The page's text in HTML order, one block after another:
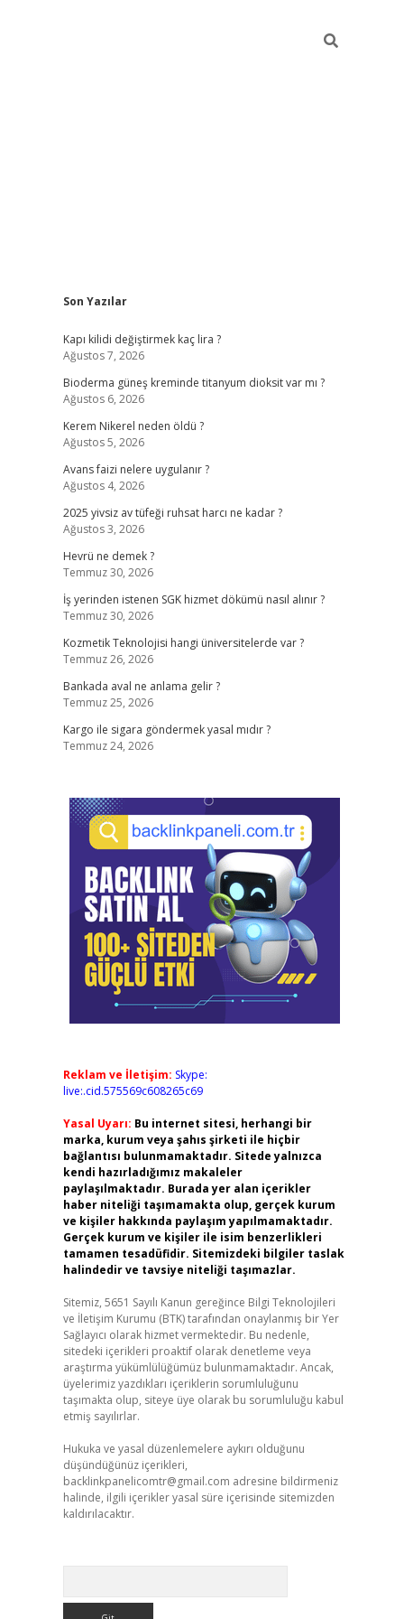
Sidebar
Son Yazılar
Kapı kilidi değiştirmek kaç lira ?
Ağustos 7, 2026
Bioderma güneş kreminde titanyum dioksit var mı ?
Ağustos 6, 2026
Kerem Nikerel neden öldü ?
Ağustos 5, 2026
Avans faizi nelere uygulanır ?
Ağustos 4, 2026
2025 yivsiz av tüfeği ruhsat harcı ne kadar ?
Ağustos 3, 2026
Hevrü ne demek ?
Temmuz 30, 2026
İş yerinden istenen SGK hizmet dökümü nasıl alınır ?
Temmuz 30, 2026
Kozmetik Teknolojisi hangi üniversitelerde var ?
Temmuz 26, 2026
Bankada aval ne anlama gelir ?
Temmuz 25, 2026
Kargo ile sigara göndermek yasal mıdır ?
Temmuz 24, 2026
Reklam ve İletişim: Skype:
live:.cid.575569c608265c69
Yasal Uyarı: Bu internet sitesi, herhangi bir
marka, kurum veya şahıs şirketi ile hiçbir
bağlantısı bulunmamaktadır. Sitede yalnızca
kendi hazırladığımız makaleler
paylaşılmaktadır. Burada yer alan içerikler
haber niteliği taşımamakta olup, gerçek kurum
ve kişiler hakkında paylaşım yapılmamaktadır.
Gerçek kurum ve kişiler ile isim benzerlikleri
tamamen tesadüfidir. Sitemizdeki bilgiler taslak
halindedir ve tavsiye niteliği taşımazlar.
Sitemiz, 5651 Sayılı Kanun gereğince Bilgi Teknolojileri
ve İletişim Kurumu (BTK) tarafından onaylanmış bir Yer
Sağlayıcı olarak hizmet vermektedir. Bu nedenle,
sitedeki içerikleri proaktif olarak denetleme veya
araştırma yükümlülüğümüz bulunmamaktadır. Ancak,
üyelerimiz yazdıkları içeriklerin sorumluluğunu
taşımakta olup, siteye üye olarak bu sorumluluğu kabul
etmiş sayılırlar.
Hukuka ve yasal düzenlemelere aykırı olduğunu
düşündüğünüz içerikleri,
backlinkpanelicomtr@gmail.com adresine bildirmeniz
halinde, ilgili içerikler yasal süre içerisinde sitemizden
kaldırılacaktır.